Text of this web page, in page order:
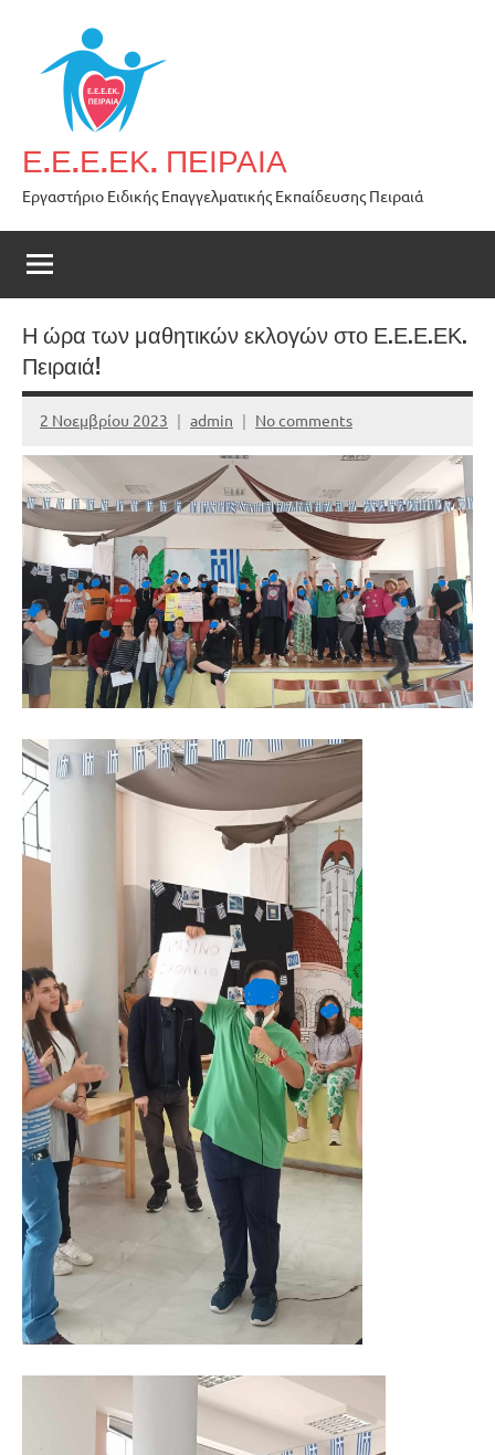
content
Ε.Ε.Ε.ΕΚ. ΠΕΙΡΑΙΑ
Εργαστήριο Ειδικής Επαγγελματικής Εκπαίδευσης Πειραιά
Η ώρα των μαθητικών εκλογών στο Ε.Ε.Ε.ΕΚ.
Πειραιά!
2 Νοεμβρίου 2023 admin No comments